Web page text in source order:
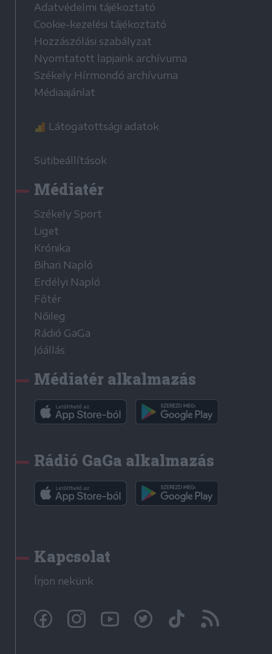
Adatvédelmi tájékoztató
Cookie-kezelési tájékoztató
Hozzászólási szabályzat
Nyomtatott lapjaink archívuma
Székely Hírmondó archívuma
Médiaajánlat
Látogatottsági adatok
Sütibeállítások
Médiatér
Székely Sport
Liget
Krónika
Bihari Napló
Erdélyi Napló
Főtér
Nőileg
Rádió GaGa
Jóállás
Médiatér alkalmazás
Rádió GaGa alkalmazás
Kapcsolat
Írjon nekünk